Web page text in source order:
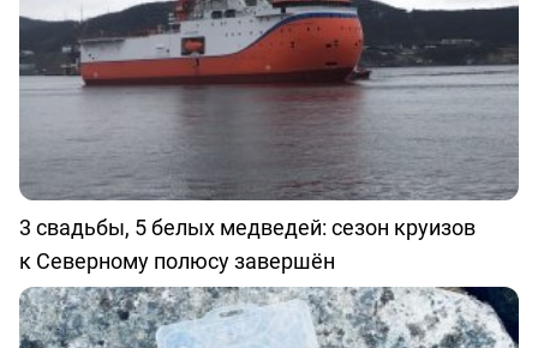
3 свадьбы, 5 белых медведей: сезон круизов
к Северному полюсу завершён